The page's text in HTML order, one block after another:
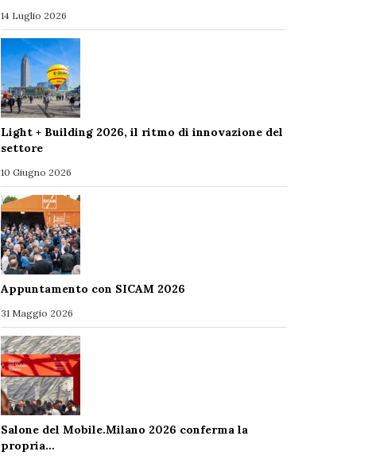
14 Luglio 2026
Light + Building 2026, il ritmo di innovazione del
settore
10 Giugno 2026
Appuntamento con SICAM 2026
31 Maggio 2026
Salone del Mobile.Milano 2026 conferma la
propria…